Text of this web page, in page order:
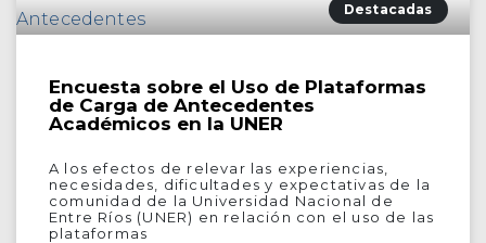
Destacadas
Encuesta sobre el Uso de Plataformas
de Carga de Antecedentes
Académicos en la UNER
A los efectos de relevar las experiencias,
necesidades, dificultades y expectativas de la
comunidad de la Universidad Nacional de
Entre Ríos (UNER) en relación con el uso de las
plataformas